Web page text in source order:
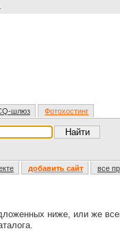
шлюз Фотохостинг
добавить сайт все
ниже, или же